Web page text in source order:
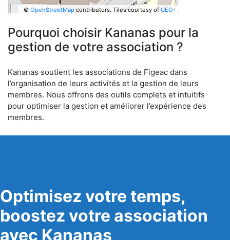
© OpenStreetMapcontributors. Tiles courtesy of GEO-
Pourquoi choisir Kananas pour la
gestion de votre association ?
Kananas soutient les associations de Figeac dans
l’organisation de leurs activités et la gestion de leurs
membres. Nous offrons des outils complets et intuitifs
pour optimiser la gestion et améliorer l’expérience des
membres.
Optimisez votre temps,
boostez votre association
avec Kananas